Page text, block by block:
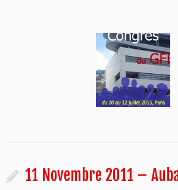
11 Novembre 2011 –